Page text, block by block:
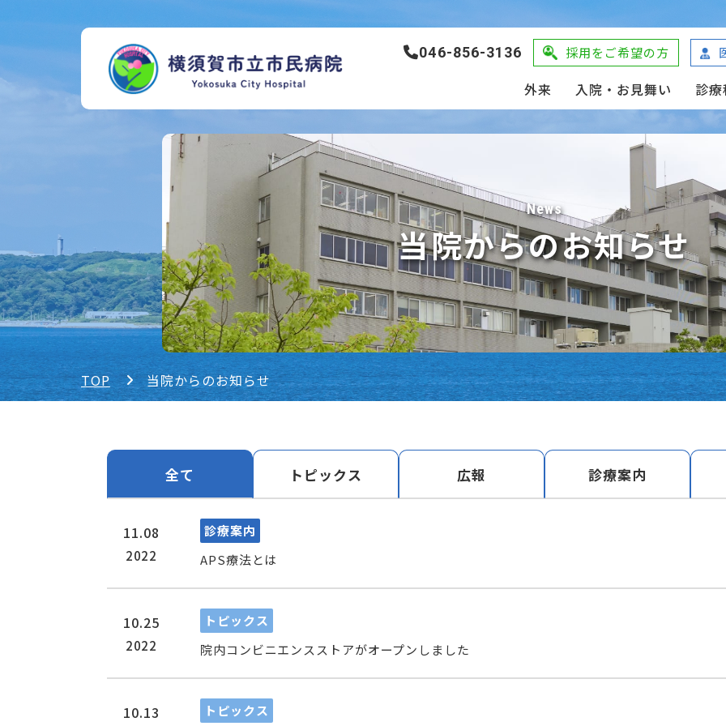
046-856-3136 採用をご希望の方
外来 入院・お見舞い 診
News
当院からのお知らせ
TOP 当院からのお知らせ
全て トピックス 広報 診療案内
11.08
2022
診療案内
APS療法とは
10.25
2022
トピックス
院内コンビニエンスストアがオープンしました
10.13
トピックス